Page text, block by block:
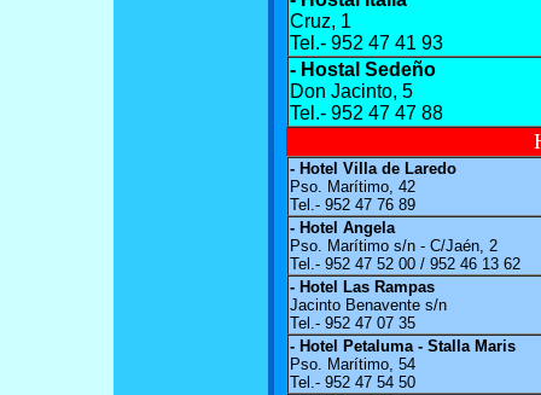
Cruz, 1
Tel.- 952 47 41 93
- Hostal Sedeño
Don Jacinto, 5
Tel.- 952 47 47 88
- Hotel Villa de Laredo
Pso. Marítimo, 42
Tel.- 952 47 76 89
- Hotel Angela
Pso. Marítimo s/n - C/Jaén, 2
Tel.- 952 47 52 00 / 952 46 13 62
- Hotel Las Rampas
Jacinto Benavente s/n
Tel.- 952 47 07 35
- Hotel Petaluma - Stalla Maris
Pso. Marítimo, 54
Tel.- 952 47 54 50